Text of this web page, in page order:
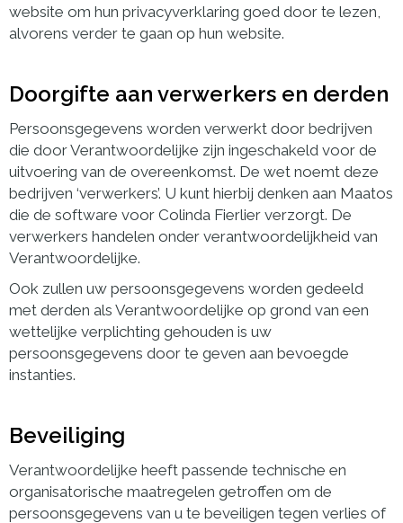
website om hun privacyverklaring goed door te lezen,
alvorens verder te gaan op hun website.
Doorgifte aan verwerkers en derden
Persoonsgegevens worden verwerkt door bedrijven
die door Verantwoordelijke zijn ingeschakeld voor de
uitvoering van de overeenkomst. De wet noemt deze
bedrijven ‘verwerkers’. U kunt hierbij denken aan Maatos
die de software voor Colinda Fierlier verzorgt. De
verwerkers handelen onder verantwoordelijkheid van
Verantwoordelijke.
Ook zullen uw persoonsgegevens worden gedeeld
met derden als Verantwoordelijke op grond van een
wettelijke verplichting gehouden is uw
persoonsgegevens door te geven aan bevoegde
instanties.
Beveiliging
Verantwoordelijke heeft passende technische en
organisatorische maatregelen getroffen om de
persoonsgegevens van u te beveiligen tegen verlies of